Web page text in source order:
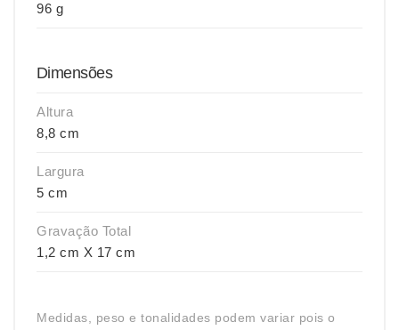
96 g
Dimensões
Altura
8,8 cm
Largura
5 cm
Gravação Total
1,2 cm X 17 cm
Medidas, peso e tonalidades podem variar pois o